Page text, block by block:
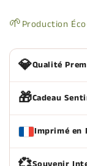
🌱Production
💎Qualité
🎁Cadeau
Imprimé en